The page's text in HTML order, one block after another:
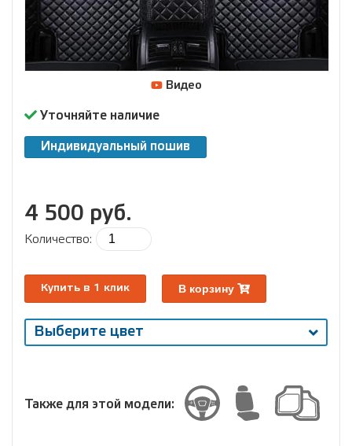
Уточняйте наличие
Индивидуальный пошив
4 500 руб.
Количество:
Купить в 1 клик В корзину
Видео
Выберите цвет
Выберите
Также для этой модели: